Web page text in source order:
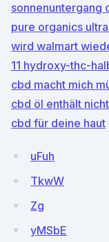
sonnenuntergang
pure organics
wird walmart
11 hydroxy-thc-
cbd macht mich
cbd öl enthält nicht
cbd für deine haut
uFuh
TkwW
Zg
yMSbE